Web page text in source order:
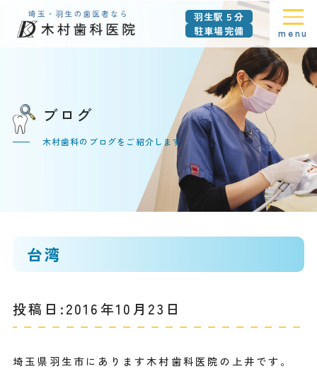
羽生駅５分
駐車場完備
menu
ブログ
木村歯科のブログをご紹介します
台湾
投稿日:2016年10月23日
埼玉県羽生市にあります木村歯科医院の上井です。